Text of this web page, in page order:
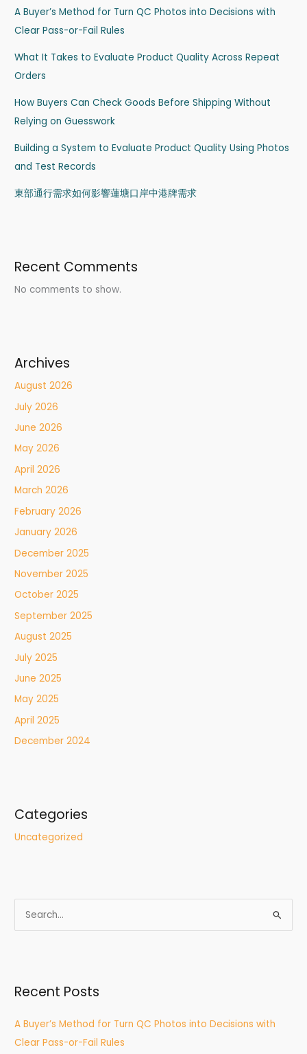
A Buyer’s Method for Turn QC Photos into Decisions with
Clear Pass-or-Fail Rules
What It Takes to Evaluate Product Quality Across Repeat
Orders
How Buyers Can Check Goods Before Shipping Without
Relying on Guesswork
Building a System to Evaluate Product Quality Using Photos
and Test Records
東部通行需求如何影響蓮塘口岸中港牌需求
Recent Comments
No comments to show.
Archives
August 2026
July 2026
June 2026
May 2026
April 2026
March 2026
February 2026
January 2026
December 2025
November 2025
October 2025
September 2025
August 2025
July 2025
June 2025
May 2025
April 2025
December 2024
Categories
Uncategorized
e
c
f
o
Recent Posts
A Buyer’s Method for Turn QC Photos into Decisions with
Clear Pass-or-Fail Rules